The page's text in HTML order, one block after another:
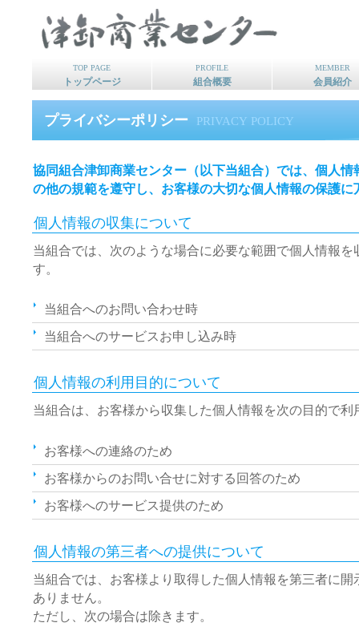
プライバシーポリシー PRIVACY POLICY
協同組合津卸商業センター（以下当組合）では、個人
の他の規範を遵守し、お客様の大切な個人情報の保護に
個人情報の収集について
当組合では、次のような場合に必要な範囲で個人情報を
す。
当組合へのお問い合わせ時
当組合へのサービスお申し込み時
個人情報の利用目的について
当組合は、お客様から収集した個人情報を次の目的で利
お客様への連絡のため
お客様からのお問い合せに対する回答のため
お客様へのサービス提供のため
個人情報の第三者への提供について
当組合では、お客様より取得した個人情報を第三者に
ありません。
ただし、次の場合は除きます。
TOP PAGE
トップページ
PROFILE
組合概要
MEMBER
会員紹介